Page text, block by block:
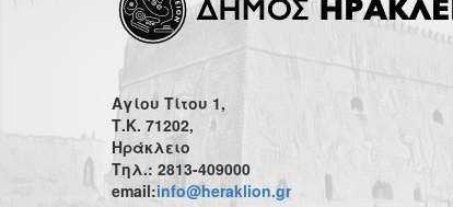
Αγίου Τίτου 1,
Τ.Κ. 71202,
Ηράκλειο
Τηλ.: 2813-409000
email:info@heraklion.gr